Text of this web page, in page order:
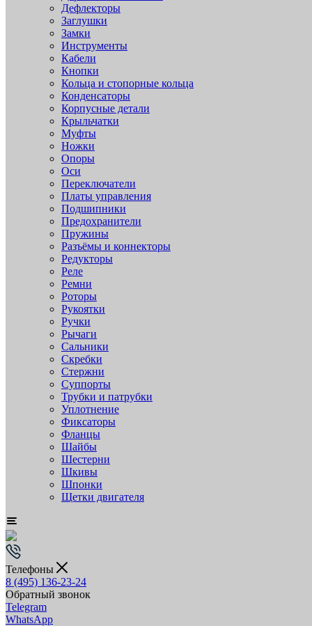
Дефлекторы
Заглушки
Замки
Инструменты
Кабели
Кнопки
Кольца и стопорные кольца
Конденсаторы
Корпусные детали
Крыльчатки
Муфты
Ножки
Опоры
Оси
Переключатели
Платы управления
Подшипники
Предохранители
Пружины
Разъёмы и коннекторы
Редукторы
Реле
Ремни
Роторы
Рукоятки
Ручки
Рычаги
Сальники
Скребки
Стержни
Суппорты
Трубки и патрубки
Уплотнение
Фиксаторы
Фланцы
Шайбы
Шестерни
Шкивы
Шпонки
Щетки двигателя
Телефоны
8 (495) 136-23-24
Обратный звонок
Telegram
WhatsApp